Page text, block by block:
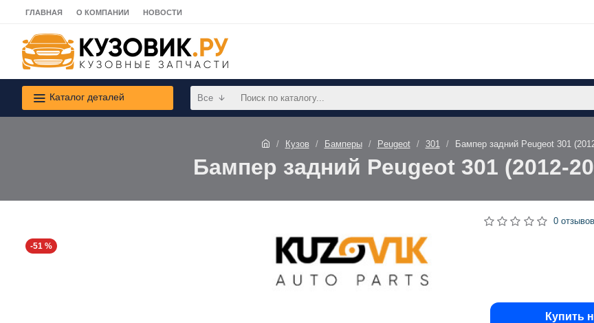
ГЛАВНАЯ О КОМПАНИИ НОВОСТИ
Каталог деталей Все
Кузов Бамперы Peugeot 301 Бампер задний Peugeot 301
Бампер задний Peugeot 301 (2012-
-51 %
0 отзывов
Купить